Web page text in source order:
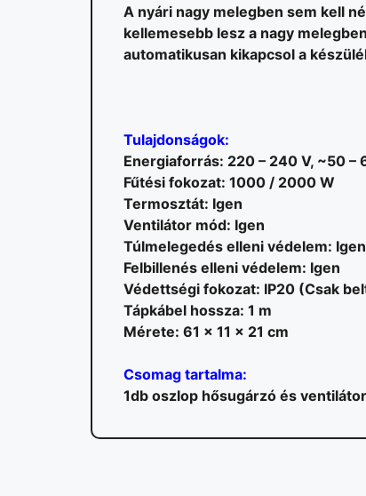
A nyári nagy melegben sem kell
kellemesebb lesz a nagy
automatikusan kikapcsol a
Tulajdonságok:
Energiaforrás: 220 – 240 V, ~50 –
Fűtési fokozat: 1000 / 2000 W
Termosztát: Igen
Ventilátor mód: Igen
Túlmelegedés elleni védelem: Igen
Felbillenés elleni védelem: Igen
Védettségi fokozat: IP20 (Csak
Tápkábel hossza: 1 m
Mérete: 61 x 11 x 21 cm
Csomag tartalma:
1db oszlop hősugárzó és ventilátor